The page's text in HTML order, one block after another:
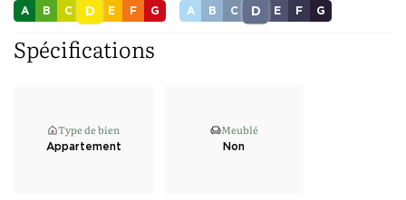
A B C D E F G A B C D E F G
Spécifications
Type de bien
Appartement
Meublé
Non